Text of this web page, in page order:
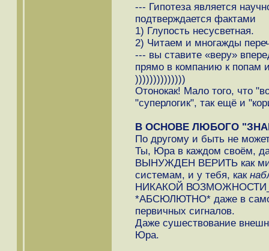
--- Гипотеза является
подтверждается фактами
1) Глупость несусветная.
2) Читаем и многажды
--- вы ставите «веру»
прямо в компанию к попам
))))))))))))))
Отонокак! Мало того, что
"суперлогик", так ещё и
В ОСНОВЕ ЛЮБОГО
По другому и быть не
Ты, Юра в каждом своём,
ВЫНУЖДЕН ВЕРИТЬ как
системам, и у тебя, как
НИКАКОЙ
*АБСЮЛЮТНО* даже в
первичных сигналов.
Даже сушествование
Юра.